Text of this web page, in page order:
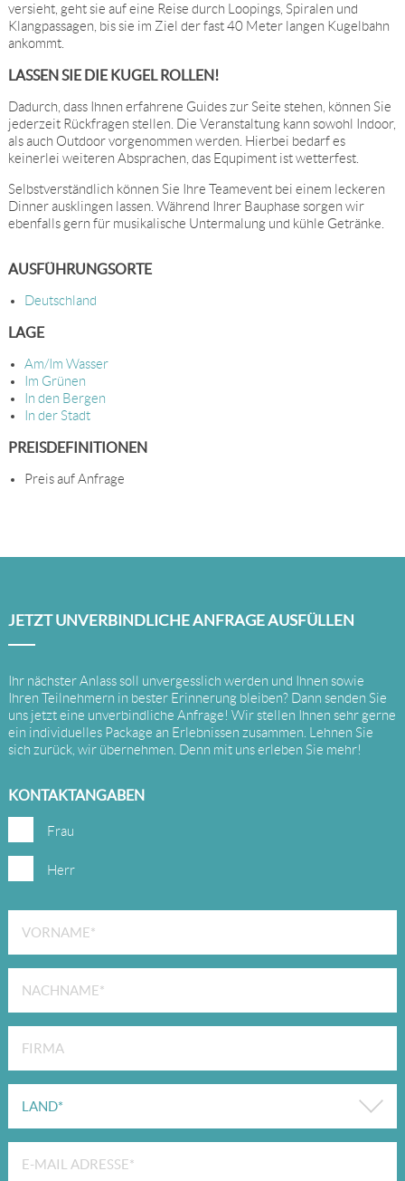
versieht, geht sie auf eine Reise durch Loopings, Spiralen und
Klangpassagen, bis sie im Ziel der fast 40 Meter langen Kugelbahn
ankommt.
LASSEN SIE DIE KUGEL ROLLEN!
Dadurch, dass Ihnen erfahrene Guides zur Seite stehen, können Sie
jederzeit Rückfragen stellen. Die Veranstaltung kann sowohl Indoor,
als auch Outdoor vorgenommen werden. Hierbei bedarf es
keinerlei weiteren Absprachen, das Equpiment ist wetterfest.
Selbstverständlich können Sie Ihre Teamevent bei einem leckeren
Dinner ausklingen lassen. Während Ihrer Bauphase sorgen wir
ebenfalls gern für musikalische Untermalung und kühle Getränke.
AUSFÜHRUNGSORTE
Deutschland
LAGE
Am/Im Wasser
Im Grünen
In den Bergen
In der Stadt
PREISDEFINITIONEN
Preis auf Anfrage
JETZT UNVERBINDLICHE ANFRAGE AUSFÜLLEN
Ihr nächster Anlass soll unvergesslich werden und Ihnen sowie
Ihren Teilnehmern in bester Erinnerung bleiben? Dann senden Sie
uns jetzt eine unverbindliche Anfrage! Wir stellen Ihnen sehr gerne
ein individuelles Package an Erlebnissen zusammen. Lehnen Sie
sich zurück, wir übernehmen. Denn mit uns erleben Sie mehr!
KONTAKTANGABEN
Frau
Herr